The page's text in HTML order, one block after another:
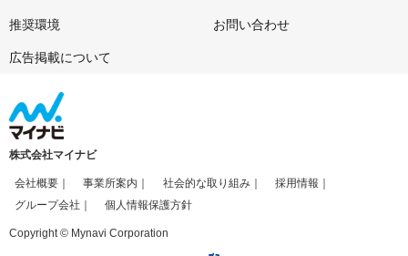
推奨環境 お問い合わせ
広告掲載について
株式会社マイナビ
会社概要 事業所案内 社会的な取り組み
採用情報
グループ会社
個人情報保護方針
Copyright © Mynavi Corporation